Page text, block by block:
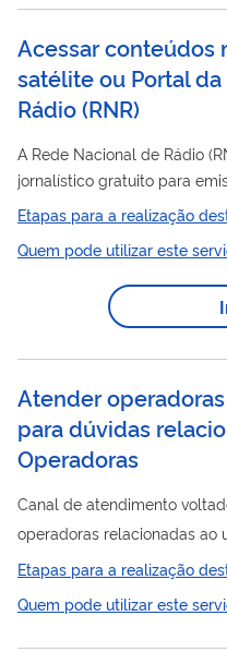
Acessar conteúdos
satélite ou Portal
Rádio(RNR)
A Rede Nacional de Rádio (RNR) produz e distribui conteúdo
jornalístico gratuito para
como de países vizinhos. A
download tem como foco a
serviços ao cidadão. A oferta de conteúdos no site
atualizada e abrange temas
interesse da sociedade. A
Etapas para a realização
Quem pode utilizar este
Atender
para dúvidas
Operadoras
Canal de atendimento
operadoras relacionadas ao
considerando: - informações sobre disponibilidade de
representante legal; - troca de representante legal ; -
Etapas para a realização
Quem pode utilizar este